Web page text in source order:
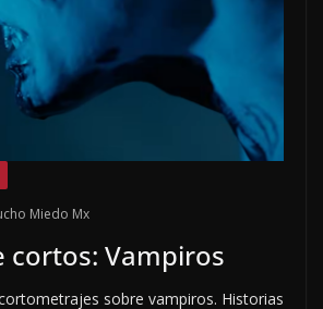
Miedo Mx
cortos: Vampiros
sobre vampiros. Historias